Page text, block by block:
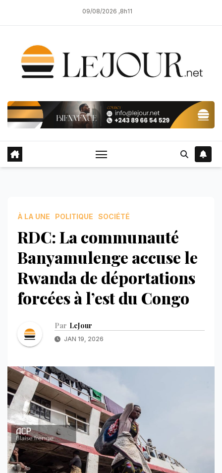
09/08/2026 ,8h11
À LA UNE POLITIQUE SOCIÉTÉ
RDC: La communauté
Banyamulenge accuse le
Rwanda de déportations
forcées à l’est du Congo
Par LeJour
JAN 19, 2026